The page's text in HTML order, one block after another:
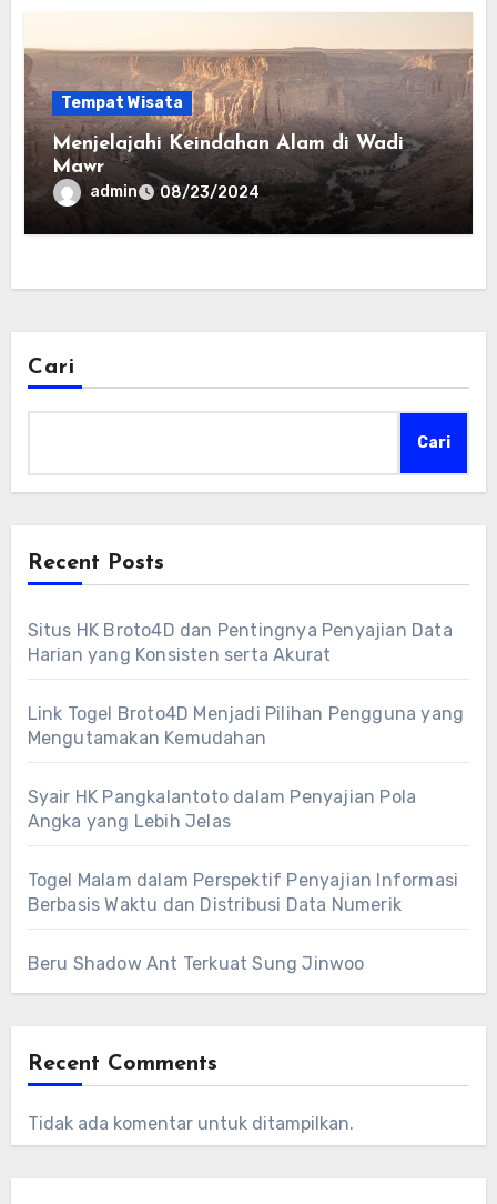
Tempat Wisata
Menjelajahi Keindahan Alam di Wadi
Mawr
admin 08/23/2024
Cari
Cari
Recent Posts
Situs HK Broto4D dan Pentingnya Penyajian Data
Harian yang Konsisten serta Akurat
Link Togel Broto4D Menjadi Pilihan Pengguna yang
Mengutamakan Kemudahan
Syair HK Pangkalantoto dalam Penyajian Pola
Angka yang Lebih Jelas
Togel Malam dalam Perspektif Penyajian Informasi
Berbasis Waktu dan Distribusi Data Numerik
Beru Shadow Ant Terkuat Sung Jinwoo
Recent Comments
Tidak ada komentar untuk ditampilkan.